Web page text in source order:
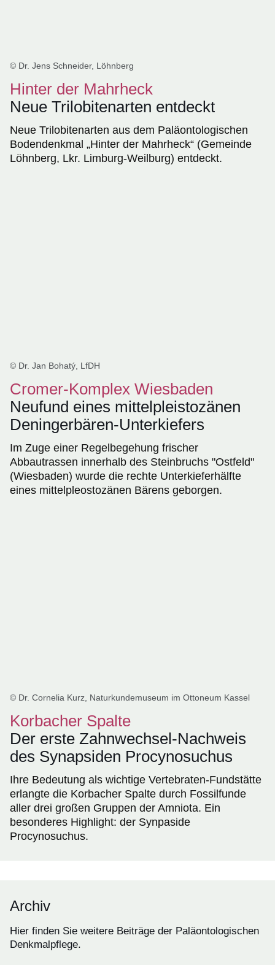
© Dr. Jens Schneider, Löhnberg
Hinter der Mahrheck
Neue Trilobitenarten entdeckt
Neue Trilobitenarten aus dem Paläontologischen
Bodendenkmal „Hinter der Mahrheck“ (Gemeinde
Löhnberg, Lkr. Limburg-Weilburg) entdeckt.
© Dr. Jan Bohatý, LfDH
Cromer-Komplex Wiesbaden
Neufund eines mittelpleistozänen
Deningerbären-Unterkiefers
Im Zuge einer Regelbegehung frischer
Abbautrassen innerhalb des Steinbruchs "Ostfeld"
(Wiesbaden) wurde die rechte Unterkieferhälfte
eines mittelpleostozänen Bärens geborgen.
© Dr. Cornelia Kurz, Naturkundemuseum im Ottoneum Kassel
Korbacher Spalte
Der erste Zahnwechsel-Nachweis
des Synapsiden Procynosuchus
Ihre Bedeutung als wichtige Vertebraten-Fundstätte
erlangte die Korbacher Spalte durch Fossilfunde
aller drei großen Gruppen der Amniota. Ein
besonderes Highlight: der Synpaside
Procynosuchus.
Archiv
Hier finden Sie weitere Beiträge der Paläontologischen
Denkmalpflege.